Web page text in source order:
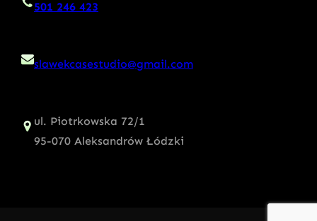
501 246 423
slawekcasestudio@gmail.com
ul. Piotrkowska 72/1
95-070 Aleksandrów Łódzki